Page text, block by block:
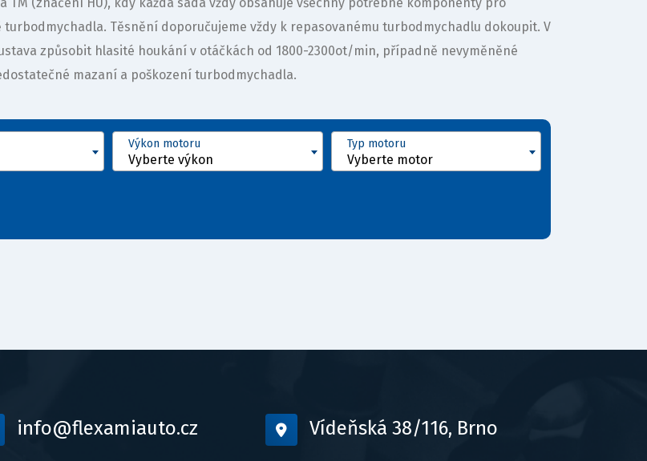
Těsnění doporučujeme vždy k repasovanému turbodmychadlu dokoupit. V
způsobit hlasité houkání v otáčkách od 1800-2300ot/min, případně nevyměněné
mazaní a poškození turbodmychadla.
Vyberte výkon
Výkon motoru
Vyberte motor
Typ motoru
info@flexamiauto.cz Vídeňská 38/116, Brno